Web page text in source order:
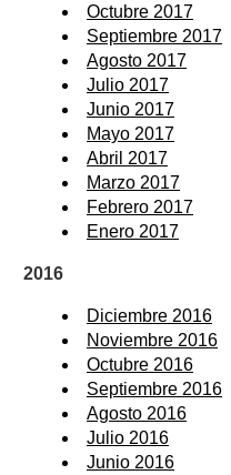
Octubre 2017
Septiembre 2017
Agosto 2017
Julio 2017
Junio 2017
Mayo 2017
Abril 2017
Marzo 2017
Febrero 2017
Enero 2017
2016
Diciembre 2016
Noviembre 2016
Octubre 2016
Septiembre 2016
Agosto 2016
Julio 2016
Junio 2016